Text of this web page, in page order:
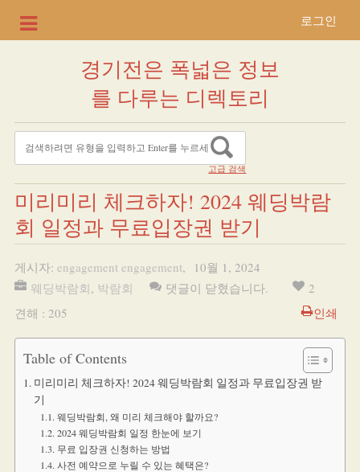
로그인
경기전은 폭넓은 정보
를 다루는 디렉토리
고급 검색
미리미리 체크하자! 2024 웨딩박람
회 일정과 무료입장권 받기
게시자: engagement engagement,
10월 1, 2024
웨딩박람회, 박람회 댓글이 닫혔습니다.
2
견해 : 205
인쇄
Table of Contents
미리미리 체크하자! 2024 웨딩박람회 일정과 무료입장권 받
기
웨딩박람회, 왜 미리 체크해야 할까요?
2024 웨딩박람회 일정 한눈에 보기
무료 입장권 신청하는 방법
사전 예약으로 누릴 수 있는 혜택은?